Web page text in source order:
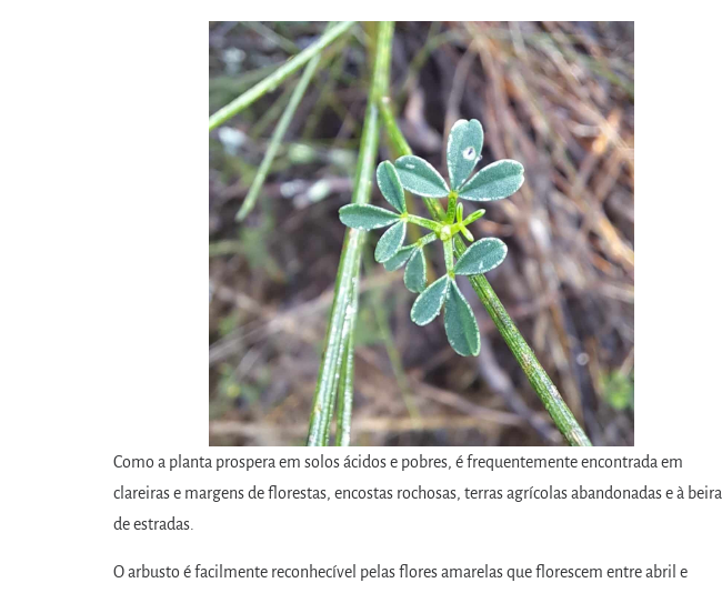
Como a planta prospera em solos ácidos e pobres, é frequentemente encontrada em
clareiras e margens de florestas, encostas rochosas, terras agrícolas abandonadas e à beira
de estradas.
O arbusto é facilmente reconhecível pelas flores amarelas que florescem entre abril e